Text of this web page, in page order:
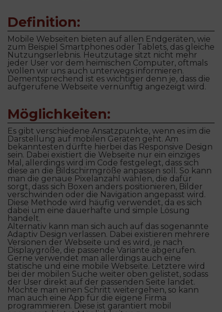
Definition:
Mobile Webseiten bieten auf allen Endgeräten, wie
zum Beispiel Smartphones oder Tablets, das gleiche
Nutzungserlebnis. Heutzutage sitzt nicht mehr
jeder User vor dem heimischen Computer, oftmals
wollen wir uns auch unterwegs informieren.
Dementsprechend ist es wichtiger denn je, dass die
aufgerufene Webseite vernünftig angezeigt wird.
Möglichkeiten:
Es gibt verschiedene Ansatzpunkte, wenn es im die
Darstellung auf mobilen Geräten geht. Am
bekanntesten dürfte hierbei das Responsive Design
sein. Dabei existiert die Webseite nur ein einziges
Mal, allerdings wird im Code festgelegt, dass sich
diese an die Bildschirmgröße anpassen soll. So kann
man die genaue Pixelanzahl wählen, die dafür
sorgt, dass sich Boxen anders positionieren, Bilder
verschwinden oder die Navigation angepasst wird.
Diese Methode wird häufig verwendet, da es sich
dabei um eine dauerhafte und simple Lösung
handelt.
Alternativ kann man sich auch auf das sogenannte
Adaptiv Design verlassen. Dabei existieren mehrere
Versionen der Webseite und es wird, je nach
Displaygröße, die passende Variante abgerufen.
Gerne verwendet man allerdings auch eine
statische und eine mobile Webseite. Letztere wird
bei der mobilen Suche weiter oben gelistet, sodass
der User direkt auf der passenden Seite landet.
Möchte man einen Schritt weitergehen, so kann
man auch eine App für die eigene Firma
programmieren. Diese ist garantiert mobil